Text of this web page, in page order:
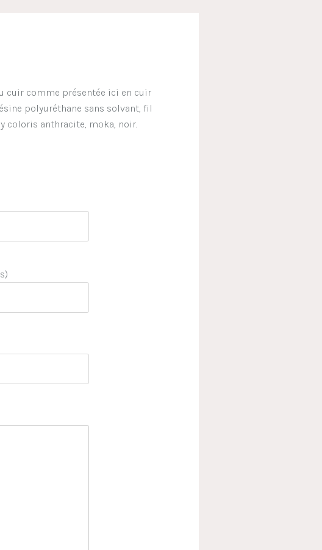
cuir comme présentée ici en cuir
polyuréthane sans solvant, fil
coloris anthracite, moka, noir.